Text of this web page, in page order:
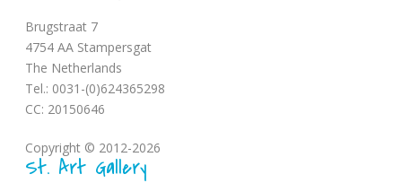
Brugstraat 7
4754 AA Stampersgat
The Netherlands
Tel.: 0031-(0)624365298
CC: 20150646
Copyright © 2012-2026
St. Art Gallery